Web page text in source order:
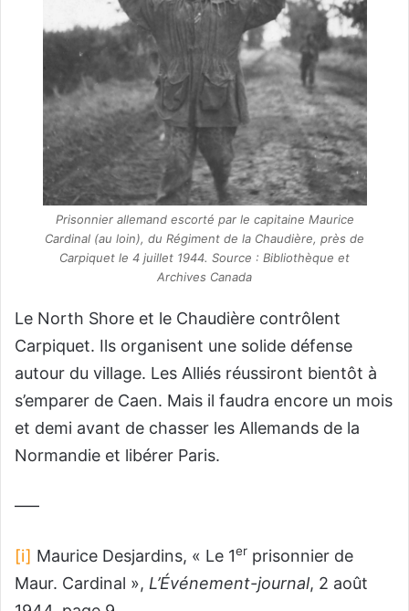
Prisonnier allemand escorté par le capitaine Maurice
Cardinal (au loin), du Régiment de la Chaudière, près de
Carpiquet le 4 juillet 1944. Source : Bibliothèque et
Archives Canada
Le North Shore et le Chaudière contrôlent
Carpiquet. Ils organisent une solide défense
autour du village. Les Alliés réussiront bientôt à
s’emparer de Caen. Mais il faudra encore un mois
et demi avant de chasser les Allemands de la
Normandie et libérer Paris.
—–
[i] Maurice Desjardins, « Le 1er prisonnier de
Maur. Cardinal », L’Événement-journal, 2 août